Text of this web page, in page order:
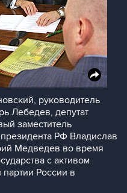
руководитель
Лебедев, депутат
заместитель
РФ Владислав
Медведев во время
с активом
России в